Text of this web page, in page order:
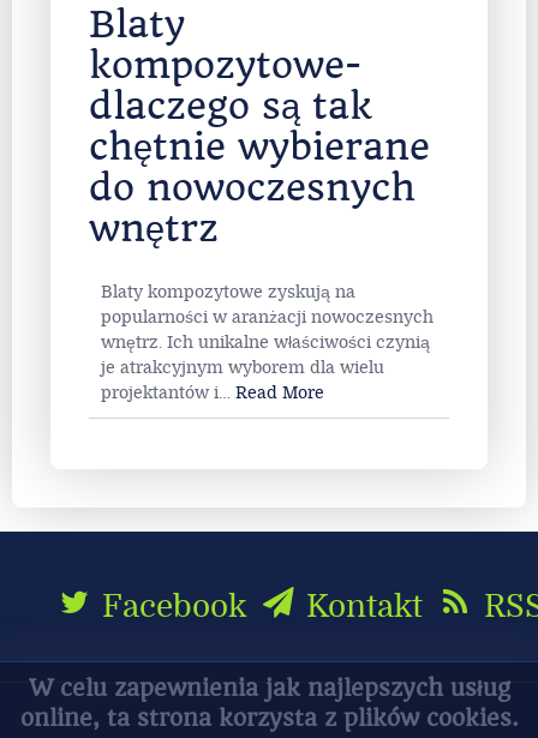
Blaty
kompozytowe-
dlaczego są tak
chętnie wybierane
do nowoczesnych
wnętrz
Blaty kompozytowe zyskują na
popularności w aranżacji nowoczesnych
wnętrz. Ich unikalne właściwości czynią
je atrakcyjnym wyborem dla wielu
projektantów i… Read More
Facebook Kontakt
W celu zapewnienia jak najlepszych usług
online, ta strona korzysta z plików cookies.